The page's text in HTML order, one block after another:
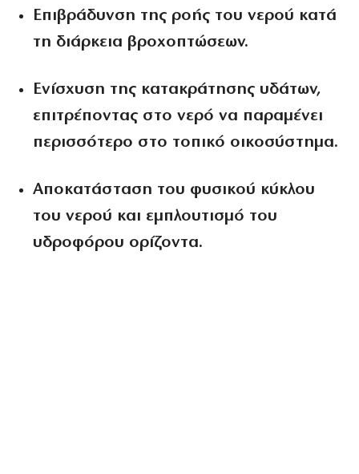
Επιβράδυνση της ροήςτου νερού κατά
τη διάρκεια βροχοπτώσεων.
Ενίσχυση της κατακράτησηςυδάτων,
επιτρέποντας στο νερό να παραμένει
περισσότερο στο τοπικό οικοσύστημα.
Αποκατάσταση του φυσικού κύκλου
του νερού και εμπλουτισμό του
υδροφόρου ορίζοντα.